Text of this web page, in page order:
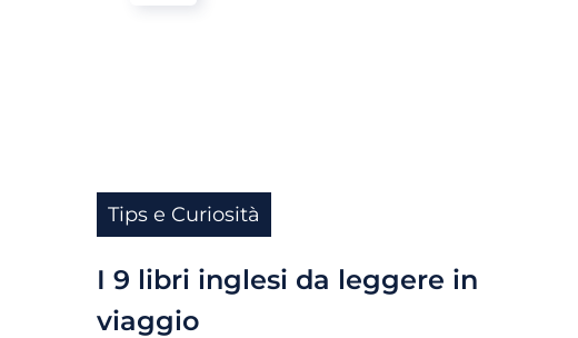
Tips e Curiosità
I 9 libri inglesi da leggere in
viaggio